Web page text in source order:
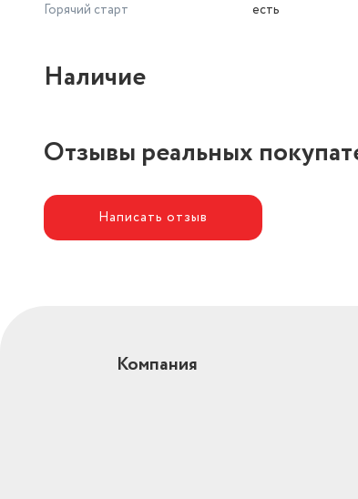
Горячий старт
есть
Наличие
Отзывы реальных
Написать отзыв
Компания